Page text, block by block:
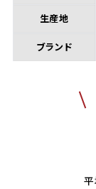
生産地
ブランド